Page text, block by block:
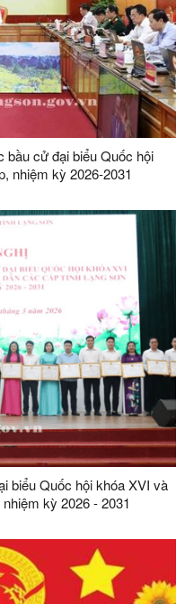
bầu cử đại biểu Quốc hội
nhiệm kỳ 2026-2031
biểu Quốc hội khóa XVI và
kỳ 2026 - 2031